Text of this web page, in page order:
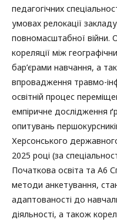
педагогічних
умовах релокації
повномасштабної війни.
кореляції між
бар’єрами навчання, а
впровадження травмо-
освітній процес
емпіричне дослідження
опитувань
Херсонського
2025 році (за
Початкова освіта та А6
методи анкетування,
адаптованості до
діяльності, а також